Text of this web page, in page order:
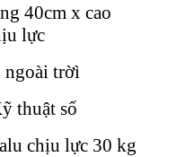
40cm x cao
lực
ngoài trờì
thuật số
chịu lực 30 kg